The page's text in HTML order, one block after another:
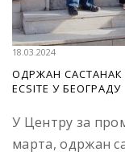
18.03.2024
ОДРЖАН САСТАНАК
ECSITE У БЕОГРАДУ
У Центру за
марта, одржан